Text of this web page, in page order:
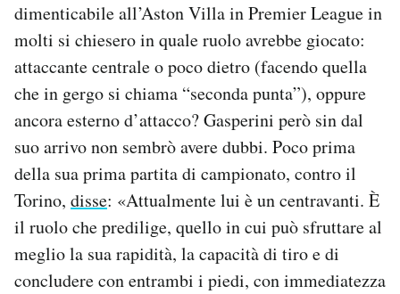
dimenticabile all’Aston Villa in Premier League in
molti si chiesero in quale ruolo avrebbe giocato:
attaccante centrale o poco dietro (facendo quella
che in gergo si chiama “seconda punta”), oppure
ancora esterno d’attacco? Gasperini però sin dal
suo arrivo non sembrò avere dubbi. Poco prima
della sua prima partita di campionato, contro il
Torino, disse: «Attualmente lui è un centravanti. È
il ruolo che predilige, quello in cui può sfruttare al
meglio la sua rapidità, la capacità di tiro e di
concludere con entrambi i piedi, con immediatezza